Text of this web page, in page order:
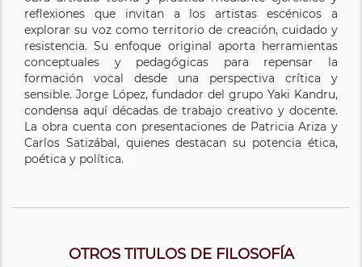
reflexiones que invitan a los artistas escénicos a
explorar su voz como territorio de creación, cuidado y
resistencia. Su enfoque original aporta herramientas
conceptuales y pedagógicas para repensar la
formación vocal desde una perspectiva crítica y
sensible. Jorge López, fundador del grupo Yaki Kandru,
condensa aquí décadas de trabajo creativo y docente.
La obra cuenta con presentaciones de Patricia Ariza y
Carlos Satizábal, quienes destacan su potencia ética,
poética y política.
OTROS TITULOS DE FILOSOFÍA